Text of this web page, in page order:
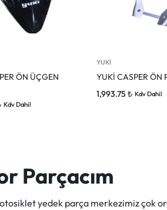
ÖN ÜÇGEN
Kdv Dahil
YUKİ
YUKİ CASPER ÖN
1,993.75 ₺ Kdv Dahil
Parçacım
yedek parça merkezimiz çok